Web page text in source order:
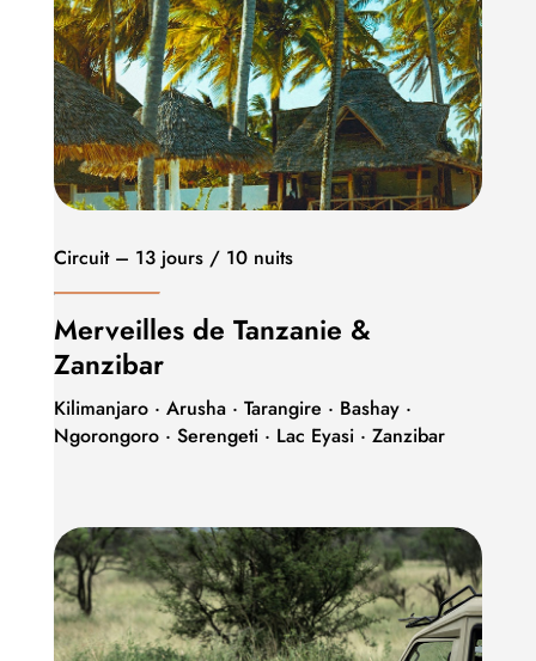
Circuit – 13 jours / 10 nuits
Merveilles de Tanzanie &
Zanzibar
Kilimanjaro · Arusha · Tarangire · Bashay ·
Ngorongoro · Serengeti · Lac Eyasi · Zanzibar